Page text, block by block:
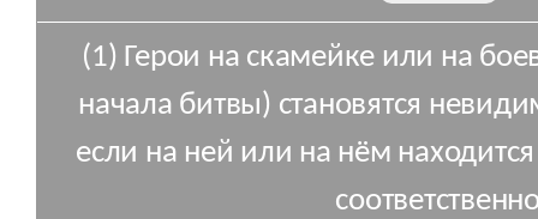
(1) Герои на скамейке или на
начала битвы) становятся
если на ней или на нём